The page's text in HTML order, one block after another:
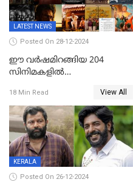
ജോര്‍ജ്
LATEST NEWS
Posted On 28-12-2024
ഈ വർഷമിറങ്ങിയ 204
സിനിമകളിൽ
ചിത്രങ്ങൾ; 2024ൽ സിനിമാ
വ്യവസായത്തിന് നഷ്ടം 700
കോടി; അഭിനേതാക്കൾ
പ്രതിഫലം കുറയ്ക്കണമെന്നും
നിർമാതാക്കളുടെ സംഘടന
18 Min Read View All
KERALA
Posted On 26-12-2024